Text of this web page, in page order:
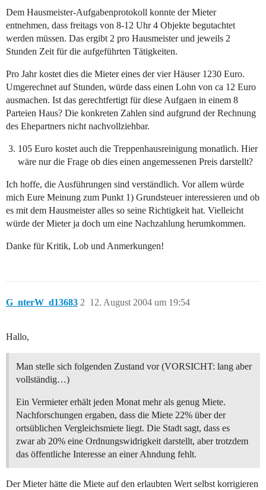
Dem Hausmeister-Aufgabenprotokoll konnte der Mieter
entnehmen, dass freitags von 8-12 Uhr 4 Objekte begutachtet
werden müssen. Das ergibt 2 pro Hausmeister und jeweils 2
Stunden Zeit für die aufgeführten Tätigkeiten.
Pro Jahr kostet dies die Mieter eines der vier Häuser 1230 Euro.
Umgerechnet auf Stunden, würde dass einen Lohn von ca 12 Euro
ausmachen. Ist das gerechtfertigt für diese Aufgaen in einem 8
Parteien Haus? Die konkreten Zahlen sind aufgrund der Rechnung
des Ehepartners nicht nachvollziehbar.
105 Euro kostet auch die Treppenhausreinigung monatlich. Hier
wäre nur die Frage ob dies einen angemessenen Preis darstellt?
Ich hoffe, die Ausführungen sind verständlich. Vor allem würde
mich Eure Meinung zum Punkt 1) Grundsteuer interessieren und ob
es mit dem Hausmeister alles so seine Richtigkeit hat. Vielleicht
würde der Mieter ja doch um eine Nachzahlung herumkommen.
Danke für Kritik, Lob und Anmerkungen!
G_nterW_d13683 12. August 2004 um 19:54
2
Hallo,
Man stelle sich folgenden Zustand vor (VORSICHT: lang aber
vollständig…)
Ein Vermieter erhält jeden Monat mehr als genug Miete.
Nachforschungen ergaben, dass die Miete 22% über der
ortsüblichen Vergleichsmiete liegt. Die Stadt sagt, dass es
zwar ab 20% eine Ordnungswidrigkeit darstellt, aber trotzdem
das öffentliche Interesse an einer Ahndung fehlt.
Der Mieter hätte die Miete auf den erlaubten Wert selbst korrigieren